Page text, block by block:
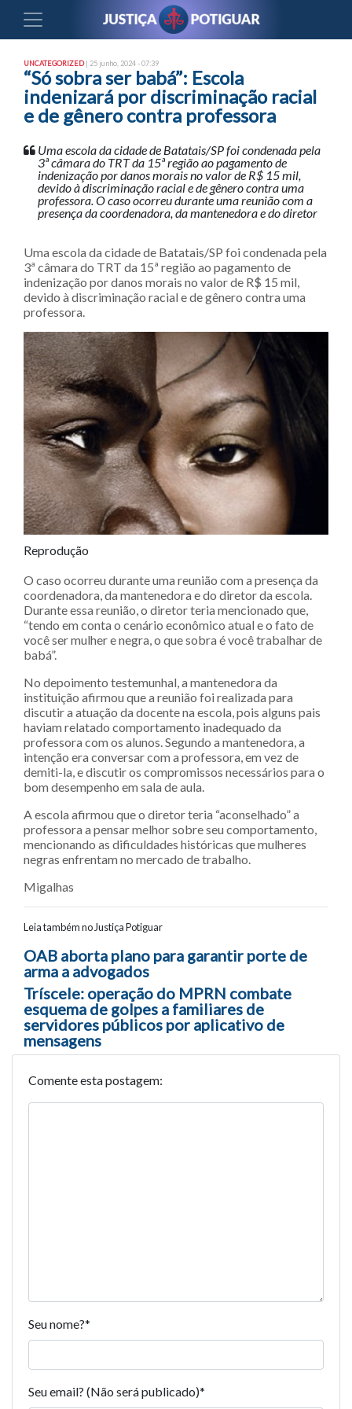
UNCATEGORIZED| 25 junho, 2024 - 07:39
“Só sobra ser babá”: Escola
indenizará por discriminação racial
e de gênero contra professora
Uma escola da cidade de Batatais/SP foi condenada pela
3ª câmara do TRT da 15ª região ao pagamento de
indenização por danos morais no valor de R$ 15 mil,
devido à discriminação racial e de gênero contra uma
professora. O caso ocorreu durante uma reunião com a
presença da coordenadora, da mantenedora e do diretor
Uma escola da cidade de Batatais/SP foi condenada pela
3ª câmara do TRT da 15ª região ao pagamento de
indenização por danos morais no valor de R$ 15 mil,
devido à discriminação racial e de gênero contra uma
professora.
Reprodução
O caso ocorreu durante uma reunião com a presença da
coordenadora, da mantenedora e do diretor da escola.
Durante essa reunião, o diretor teria mencionado que,
“tendo em conta o cenário econômico atual e o fato de
você ser mulher e negra, o que sobra é você trabalhar de
babá”.
No depoimento testemunhal, a mantenedora da
instituição afirmou que a reunião foi realizada para
discutir a atuação da docente na escola, pois alguns pais
haviam relatado comportamento inadequado da
professora com os alunos. Segundo a mantenedora, a
intenção era conversar com a professora, em vez de
demiti-la, e discutir os compromissos necessários para o
bom desempenho em sala de aula.
A escola afirmou que o diretor teria “aconselhado” a
professora a pensar melhor sobre seu comportamento,
mencionando as dificuldades históricas que mulheres
negras enfrentam no mercado de trabalho.
Migalhas
Leia também no Justiça Potiguar
Navegação entre posts
OAB aborta plano para garantir porte de
arma a advogados
Tríscele: operação do MPRN combate
esquema de golpes a familiares de
servidores públicos por aplicativo de
mensagens
Comente esta postagem:
Seu nome?*
Seu email? (Não será publicado)*